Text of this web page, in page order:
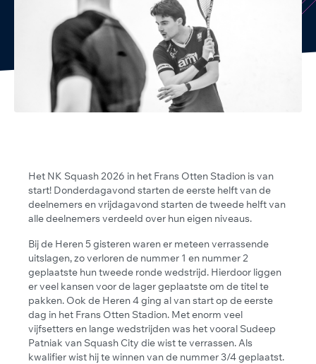
Het NK Squash 2026 in het Frans Otten Stadion is van
start! Donderdagavond starten de eerste helft van de
deelnemers en vrijdagavond starten de tweede helft van
alle deelnemers verdeeld over hun eigen niveaus.
Bij de Heren 5 gisteren waren er meteen verrassende
uitslagen, zo verloren de nummer 1 en nummer 2
geplaatste hun tweede ronde wedstrijd. Hierdoor liggen
er veel kansen voor de lager geplaatste om de titel te
pakken. Ook de Heren 4 ging al van start op de eerste
dag in het Frans Otten Stadion. Met enorm veel
vijfsetters en lange wedstrijden was het vooral Sudeep
Patniak van Squash City die wist te verrassen. Als
kwalifier wist hij te winnen van de nummer 3/4 geplaatst.